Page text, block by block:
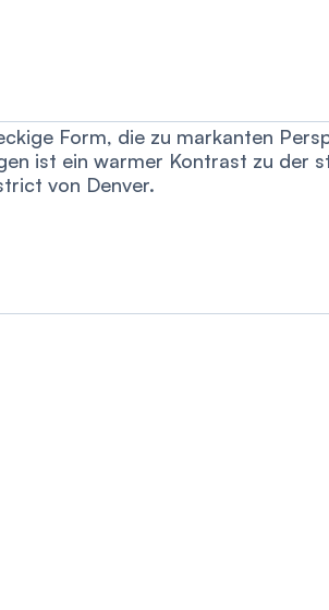
Form, die zu markanten
ist ein warmer Kontrast zu der
von Denver.